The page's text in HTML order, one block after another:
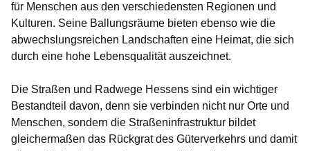
für Menschen aus den verschiedensten Regionen und
Kulturen. Seine Ballungsräume bieten ebenso wie die
abwechslungsreichen Landschaften eine Heimat, die sich
durch eine hohe Lebensqualität auszeichnet.
Die Straßen und Radwege Hessens sind ein wichtiger
Bestandteil davon, denn sie verbinden nicht nur Orte und
Menschen, sondern die Straßeninfrastruktur bildet
gleichermaßen das Rückgrat des Güterverkehrs und damit